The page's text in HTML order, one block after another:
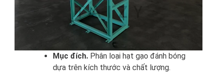
Mục đích. Phân loại hạt gạo đánh bóng
dựa trên kích thước và chất lượng.